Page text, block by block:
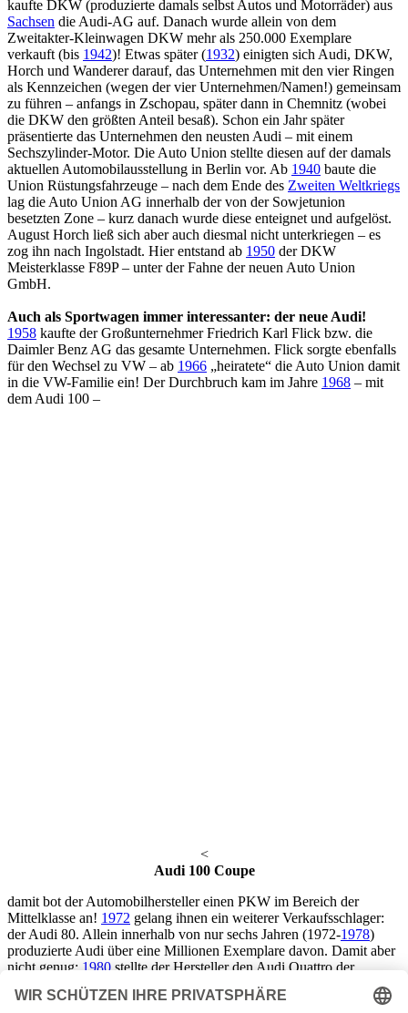
kaufte DKW (produzierte damals selbst Autos und Motorräder) aus
Sachsen die Audi-AG auf. Danach wurde allein von dem
Zweitakter-Kleinwagen DKW mehr als 250.000 Exemplare
verkauft (bis 1942)! Etwas später (1932) einigten sich Audi, DKW,
Horch und Wanderer darauf, das Unternehmen mit den vier Ringen
als Kennzeichen (wegen der vier Unternehmen/Namen!) gemeinsam
zu führen – anfangs in Zschopau, später dann in Chemnitz (wobei
die DKW den größten Anteil besaß). Schon ein Jahr später
präsentierte das Unternehmen den neusten Audi – mit einem
Sechszylinder-Motor. Die Auto Union stellte diesen auf der damals
aktuellen Automobilausstellung in Berlin vor. Ab 1940 baute die
Union Rüstungsfahrzeuge – nach dem Ende des Zweiten Weltkriegs
lag die Auto Union AG innerhalb der von der Sowjetunion
besetzten Zone – kurz danach wurde diese enteignet und aufgelöst.
August Horch ließ sich aber auch diesmal nicht unterkriegen – es
zog ihn nach Ingolstadt. Hier entstand ab 1950 der DKW
Meisterklasse F89P – unter der Fahne der neuen Auto Union
GmbH.
Auch als Sportwagen immer interessanter: der neue Audi!
1958 kaufte der Großunternehmer Friedrich Karl Flick bzw. die
Daimler Benz AG das gesamte Unternehmen. Flick sorgte ebenfalls
für den Wechsel zu VW – ab 1966 „heiratete“ die Auto Union damit
in die VW-Familie ein! Der Durchbruch kam im Jahre 1968 – mit
dem Audi 100 –
<
Audi 100 Coupe
damit bot der Automobilhersteller einen PKW im Bereich der
Mittelklasse an! 1972 gelang ihnen ein weiterer Verkaufsschlager:
der Audi 80. Allein innerhalb von nur sechs Jahren (1972-1978)
produzierte Audi über eine Millionen Exemplare davon. Damit aber
nicht genug: 1980 stellte der Hersteller den Audi Quattro der
Weltöffentlichkeit vor – eine echte Innovation! Immerhin war es
untypisch, einen allradangetriebenen PKW zu produzieren – die